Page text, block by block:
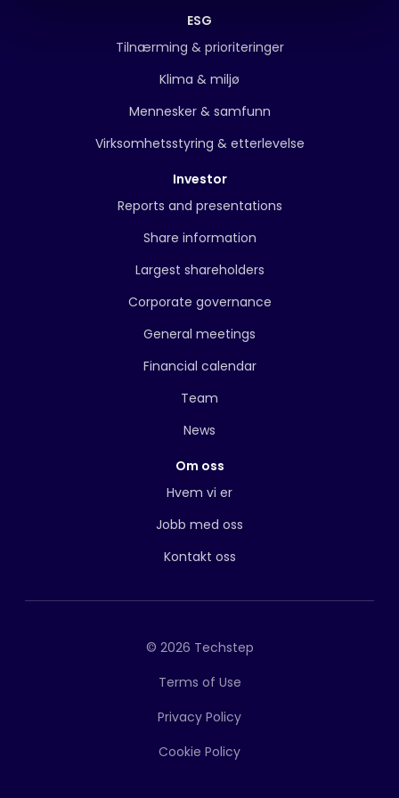
ESG
Tilnærming & prioriteringer
Klima & miljø
Mennesker & samfunn
Virksomhetsstyring & etterlevelse
Investor
Reports and presentations
Share information
Largest shareholders
Corporate governance
General meetings
Financial calendar
Team
News
Om oss
Hvem vi er
Jobb med oss
Kontakt oss
© 2026 Techstep
Terms of Use
Privacy Policy
Cookie Policy